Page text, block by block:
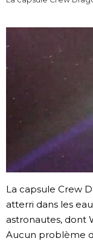
Images
Tokyo
La capsule Crew
atterri dans les
astronautes, dont
Aucun problème